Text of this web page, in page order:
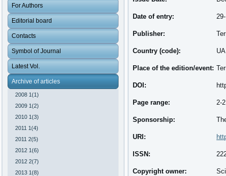
For Authors
Editorial board
Contacts
Symbol of Journal
Latest Vol.
Archive of articles
2008 1(1)
2009 1(2)
2010 1(3)
2011 1(4)
2011 2(5)
2012 1(6)
2012 2(7)
2013 1(8)
Date of entry:
Publisher:
Country (code): UA
Place of the edition/event:
DOI:
Page range: 2-2
Sponsorship:
URI:
ISSN:
Copyright owner: